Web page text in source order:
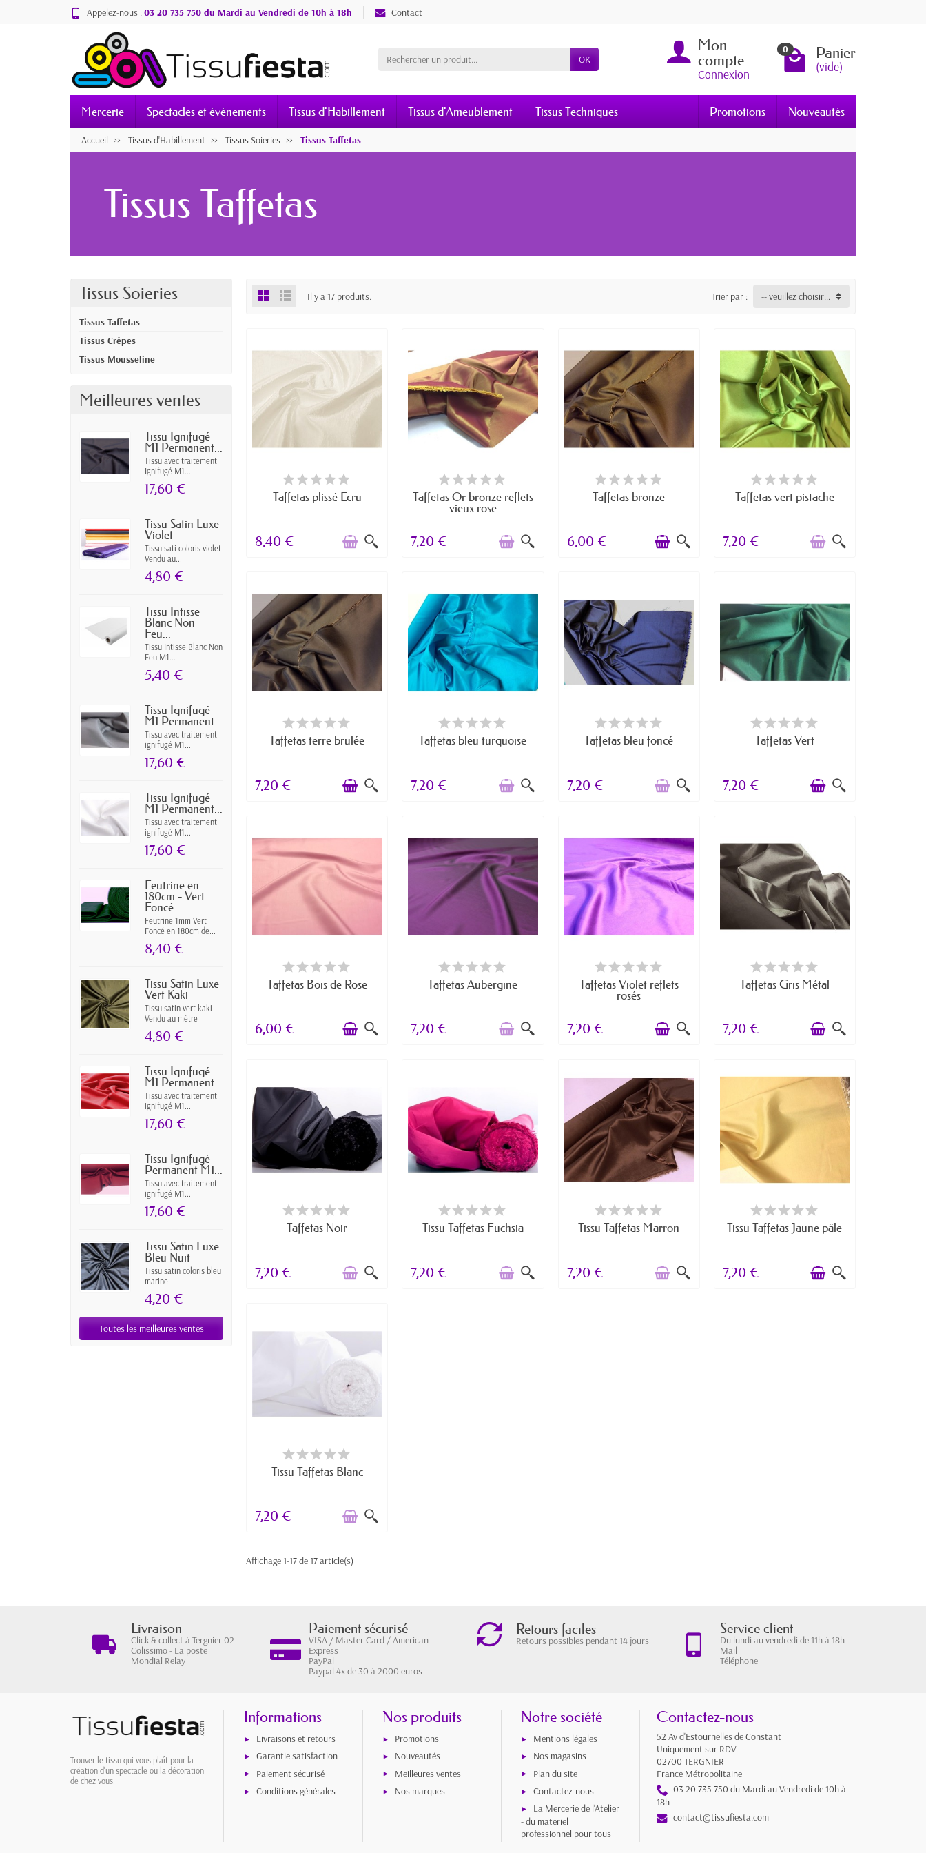
Appelez-nous :03 20 735 750 du Mardi au Vendredi de 10h à 18h Contact
OK
Mon
compte
Connexion
0 Panier
(vide)
Mercerie Spectacles et événements Tissus d'Habillement Tissus d'Ameublement Tissus Techniques Promotions Nouveautés
Accueil Tissus d'Habillement Tissus Soieries Tissus Taffetas
Tissus Taffetas
Tissus Soieries
Tissus Taffetas
Tissus Crêpes
Tissus Mousseline
Meilleures ventes
Tissu Ignifugé
M1 Permanent...
Tissu avec traitement
Ignifugé M1...
17,60 €
Tissu Satin Luxe
Violet
Tissu sati coloris violet
Vendu au...
4,80 €
Tissu Intisse
Blanc Non
Feu...
Tissu Intisse Blanc Non
Feu M1...
5,40 €
Tissu Ignifugé
M1 Permanent...
Tissu avec traitement
ignifugé M1...
17,60 €
Tissu Ignifugé
M1 Permanent...
Tissu avec traitement
ignifugé M1...
17,60 €
Feutrine en
180cm - Vert
Foncé
Feutrine 1mm Vert
Foncé en 180cm de...
8,40 €
Tissu Satin Luxe
Vert Kaki
Tissu satin vert kaki
Vendu au mètre
4,80 €
Tissu Ignifugé
M1 Permanent...
Tissu avec traitement
ignifugé M1...
17,60 €
Tissu Ignifugé
Permanent M1...
Tissu avec traitement
ignifugé M1...
17,60 €
Tissu Satin Luxe
Bleu Nuit
Tissu satin coloris bleu
marine -...
4,20 €
Toutes les meilleures ventes
Il y a 17 produits. Trier par : -- veuillez choisir --
RUPTURE DE STOCK
Taffetas plissé Ecru
8,40 €
RUPTURE DE STOCK
Taffetas Or bronze reflets
vieux rose
7,20 €
DERNIERS ARTICLES EN STOCK
Taffetas bronze
6,00 €
RUPTURE DE STOCK
Taffetas vert pistache
7,20 €
EN STOCK
Taffetas terre brulée
7,20 €
RUPTURE DE STOCK
Taffetas bleu turquoise
7,20 €
RUPTURE DE STOCK
Taffetas bleu foncé
7,20 €
DERNIERS ARTICLES EN STOCK
Taffetas Vert
7,20 €
DERNIERS ARTICLES EN STOCK
Taffetas Bois de Rose
6,00 €
RUPTURE DE STOCK
Taffetas Aubergine
7,20 €
DERNIERS ARTICLES EN STOCK
Taffetas Violet reflets
rosés
7,20 €
EN STOCK
Taffetas Gris Métal
7,20 €
RUPTURE DE STOCK
Taffetas Noir
7,20 €
RUPTURE DE STOCK
Tissu Taffetas Fuchsia
7,20 €
RUPTURE DE STOCK
Tissu Taffetas Marron
7,20 €
EN STOCK
Tissu Taffetas Jaune pâle
7,20 €
RUPTURE DE STOCK
Tissu Taffetas Blanc
7,20 €
Affichage 1-17 de 17 article(s)
Livraison
Click & collect à Tergnier 02
Colissimo - La poste
Mondial Relay
Paiement sécurisé
VISA / Master Card / American
Express
PayPal
Paypal 4x de 30 à 2000 euros
Retours faciles
Retours possibles pendant 14 jours
Service client
Du lundi au vendredi de 11h à 18h
Mail
Téléphone
Trouver le tissu qui vous plaît pour la
création d'un spectacle ou la décoration
de chez vous.
Informations
Livraisons et retours
Garantie satisfaction
Paiement sécurisé
Conditions générales
Nos produits
Promotions
Nouveautés
Meilleures ventes
Nos marques
Notre société
Mentions légales
Nos magasins
Plan du site
Contactez-nous
La Mercerie de l'Atelier
- du materiel
professionnel pour tous
Contactez-nous
52 Av d'Estournelles de Constant
Uniquement sur RDV
02700 TERGNIER
France Métropolitaine
03 20 735 750 du Mardi au Vendredi de 10h à
18h
contact@tissufiesta.com